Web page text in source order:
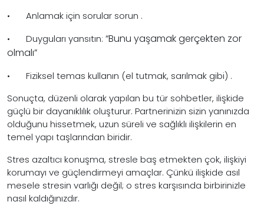
•
Anlamak için sorular sorun .
•
Duyguları yansıtın: “Bunu yaşamak gerçekten zor
olmalı”
•
Fiziksel temas kullanın (el tutmak, sarılmak gibi) .
Sonuçta, düzenli olarak yapılan bu tür sohbetler, ilişkide
güçlü bir dayanıklılık oluşturur. Partnerinizin sizin yanınızda
olduğunu hissetmek, uzun süreli ve sağlıklı ilişkilerin en
temel yapı taşlarından biridir.
Stres azaltıcı konuşma, stresle baş etmekten çok, ilişkiyi
korumayı ve güçlendirmeyi amaçlar. Çünkü ilişkide asıl
mesele stresin varlığı değil; o stres karşısında birbirinizle
nasıl kaldığınızdır.